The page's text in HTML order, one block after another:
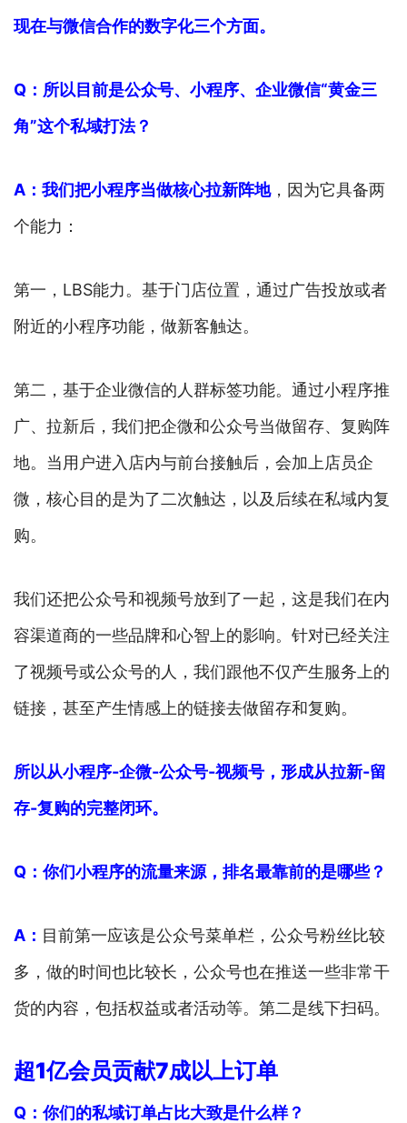
现在与微信合作的数字化三个方面。
Q：所以目前是公众号、小程序、企业微信“黄金三
角”这个私域打法？
A： 我们把小程序当做核心拉新阵地，因为它具备两
个能力：
第一，LBS能力。基于门店位置，通过广告投放或者
附近的小程序功能，做新客触达。
第二，基于企业微信的人群标签功能。通过小程序推
广、拉新后，我们把企微和公众号当做留存、复购阵
地。当用户进入店内与前台接触后，会加上店员企
微，核心目的是为了二次触达，以及后续在私域内复
购。
我们还把公众号和视频号放到了一起，这是我们在内
容渠道商的一些品牌和心智上的影响。针对已经关注
了视频号或公众号的人，我们跟他不仅产生服务上的
链接，甚至产生情感上的链接去做留存和复购。
所以从小程序-企微-公众号-视频号，形成从拉新-留
存-复购的完整闭环。
Q：你们小程序的流量来源，排名最靠前的是哪些？
A： 目前第一应该是公众号菜单栏，公众号粉丝比较
多，做的时间也比较长，公众号也在推送一些非常干
货的内容，包括权益或者活动等。第二是线下扫码。
超1亿会员贡献7成以上订单
Q：你们的私域订单占比大致是什么样？